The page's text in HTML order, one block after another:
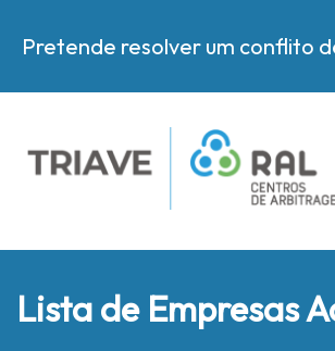
Pretende resolver um conflito
Lista de Empresas